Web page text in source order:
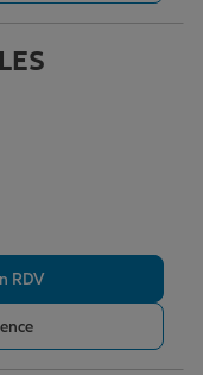
RDV